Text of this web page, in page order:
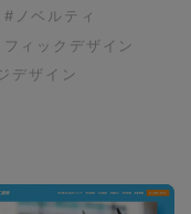
#ノベルティ
ィックデザイン
デザイン